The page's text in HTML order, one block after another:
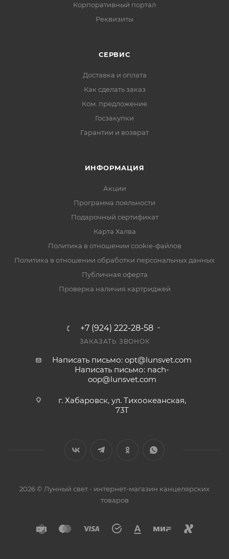
Корпоративный портал
Реквизиты
СЕРВИС
Доставка и оплата
Как сделать заказ
Ком. предложение
Госзакупки
Гарантии и возврат
ИНФОРМАЦИЯ
Акции
Программа лояльности
Подарочный сертификат
Карта Халва
Политика в отношении cookie-файлов
Политика в отношении обработки персональных данных
Публичная оферта
Проверка наличия картриджей
+7 (924) 222-28-58
ЗАКАЗАТЬ ЗВОНОК
Написать письмо: opt@lunsvet.com
Написать письмо: nach-
oop@lunsvet.com
г. Хабаровск, ул. Тихоокеанская,
73Т
2026 © Лунный свет - интернет-магазин канцелярских
товаров